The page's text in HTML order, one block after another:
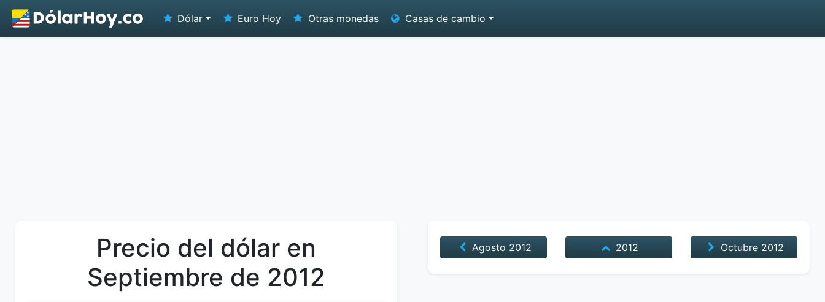
Dólar Euro Hoy Otras monedas Casas de cambio
Precio del dólar en
Septiembre de 2012
Agosto 2012 2012 Octubre 2012